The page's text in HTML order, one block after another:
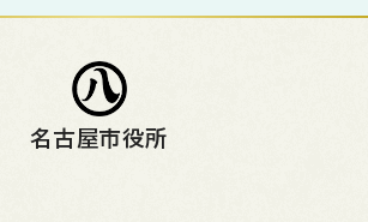
名古屋市役所